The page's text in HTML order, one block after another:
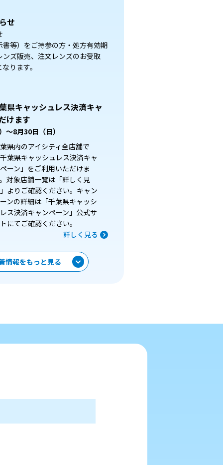
せ
等）をご持参の方・処方有効期
ズ販売、注文レンズのお受取
ります。
県キャッシュレス決済キャ
けます
～8月30日（日）
県内のアイシティ全店舗で
葉県キャッシュレス決済キャ
ーン」をご利用いただけま
対象店舗一覧は「詳しく見
よりご確認ください。キャン
ンの詳細は「千葉県キャッシ
ス決済キャンペーン」公式サ
にてご確認ください。
詳しく見る
情報をもっと見る